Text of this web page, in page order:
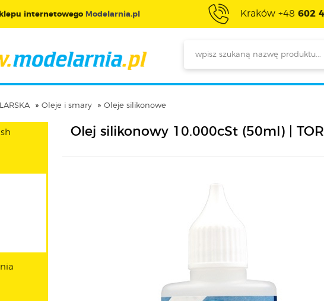
internetowego Modelarnia.pl Kraków +48 602
Oleje i smary Oleje silikonowe
Olej silikonowy 10.000cSt (50ml) |